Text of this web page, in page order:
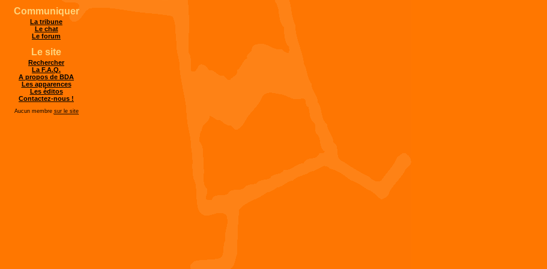
Communiquer
La tribune
Le chat
Le forum
Le site
Rechercher
La F.A.Q.
A propos de BDA
Les apparences
Les éditos
Contactez-nous !
Aucun membre sur le site